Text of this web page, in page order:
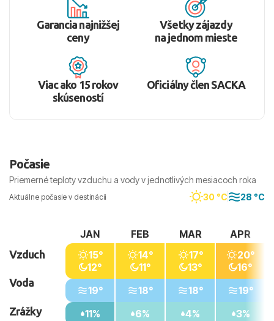
Garancia najnižšej
ceny
Všetky zájazdy
na jednom mieste
Viac ako 15 rokov
skúseností
Oficiálny člen SACKA
Počasie
Priemerné teploty vzduchu a vody v jednotlivých mesiacoch roka
Aktuálne počasie v destinácii 30 °C 28 °C
Vzduch
Voda
Zrážky
JAN
15°
12°
19°
11%
FEB
14°
11°
18°
6%
MAR
17°
13°
18°
4%
APR
20°
16°
19°
3%